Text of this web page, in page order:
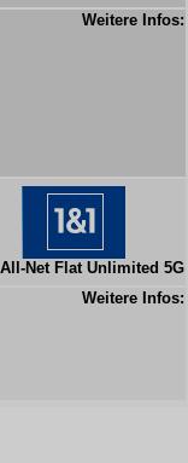
Weitere Infos:
Net Flat Unlimited 5G
Weitere Infos: